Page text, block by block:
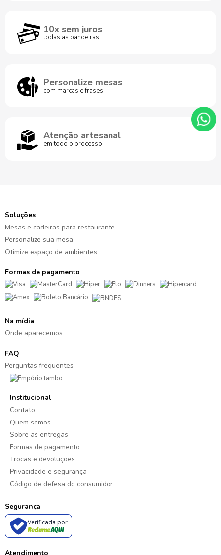
10x sem juros
todas as bandeiras
Personalize mesas
com marcas e frases
Atenção artesanal
em todo o processo
Soluções
Mesas e cadeiras para restaurante
Personalize sua mesa
Otimize espaço de ambientes
Formas de pagamento
Na mídia
Onde aparecemos
FAQ
Perguntas frequentes
Institucional
Contato
Quem somos
Sobre as entregas
Formas de pagamento
Trocas e devoluções
Privacidade e segurança
Código de defesa do consumidor
Segurança
Verificada por
Atendimento